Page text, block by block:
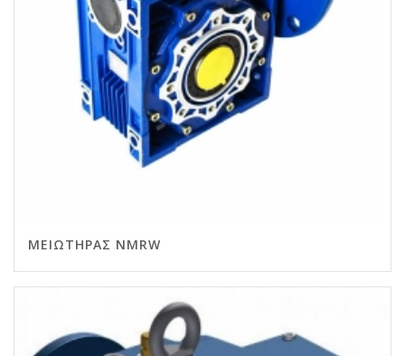
ΜΕΙΩΤΉΡΑΣ NMRW